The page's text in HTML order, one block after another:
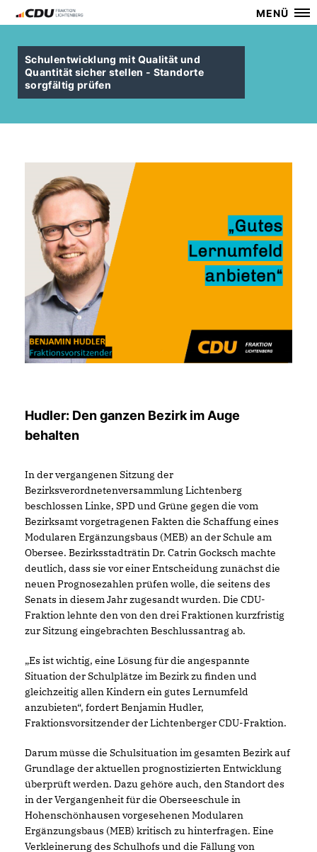
MENÜ
Schulentwicklung mit Qualität und
Quantität sicher stellen - Standorte
sorgfältig prüfen
Hudler: Den ganzen Bezirk im Auge
behalten
In der vergangenen Sitzung der
Bezirksverordnetenversammlung Lichtenberg
beschlossen Linke, SPD und Grüne gegen die vom
Bezirksamt vorgetragenen Fakten die Schaffung eines
Modularen Ergänzungsbaus (MEB) an der Schule am
Obersee. Bezirksstadträtin Dr. Catrin Gocksch machte
deutlich, dass sie vor einer Entscheidung zunächst die
neuen Prognosezahlen prüfen wolle, die seitens des
Senats in diesem Jahr zugesandt wurden. Die CDU-
Fraktion lehnte den von den drei Fraktionen kurzfristig
zur Sitzung eingebrachten Beschlussantrag ab.
Es ist wichtig, eine Lösung für die angespannte
Situation der Schulplätze im Bezirk zu finden und
gleichzeitig allen Kindern ein gutes Lernumfeld
anzubieten“, fordert Benjamin Hudler,
Fraktionsvorsitzender der Lichtenberger CDU-Fraktion.
Darum müsse die Schulsituation im gesamten Bezirk auf
Grundlage der aktuellen prognostizierten Entwicklung
überprüft werden. Dazu gehöre auch, den Standort des
in der Vergangenheit für die Oberseeschule in
Hohenschönhausen vorgesehenen Modularen
Ergänzungsbaus (MEB) kritisch zu hinterfragen. Eine
Verkleinerung des Schulhofs und die Fällung von